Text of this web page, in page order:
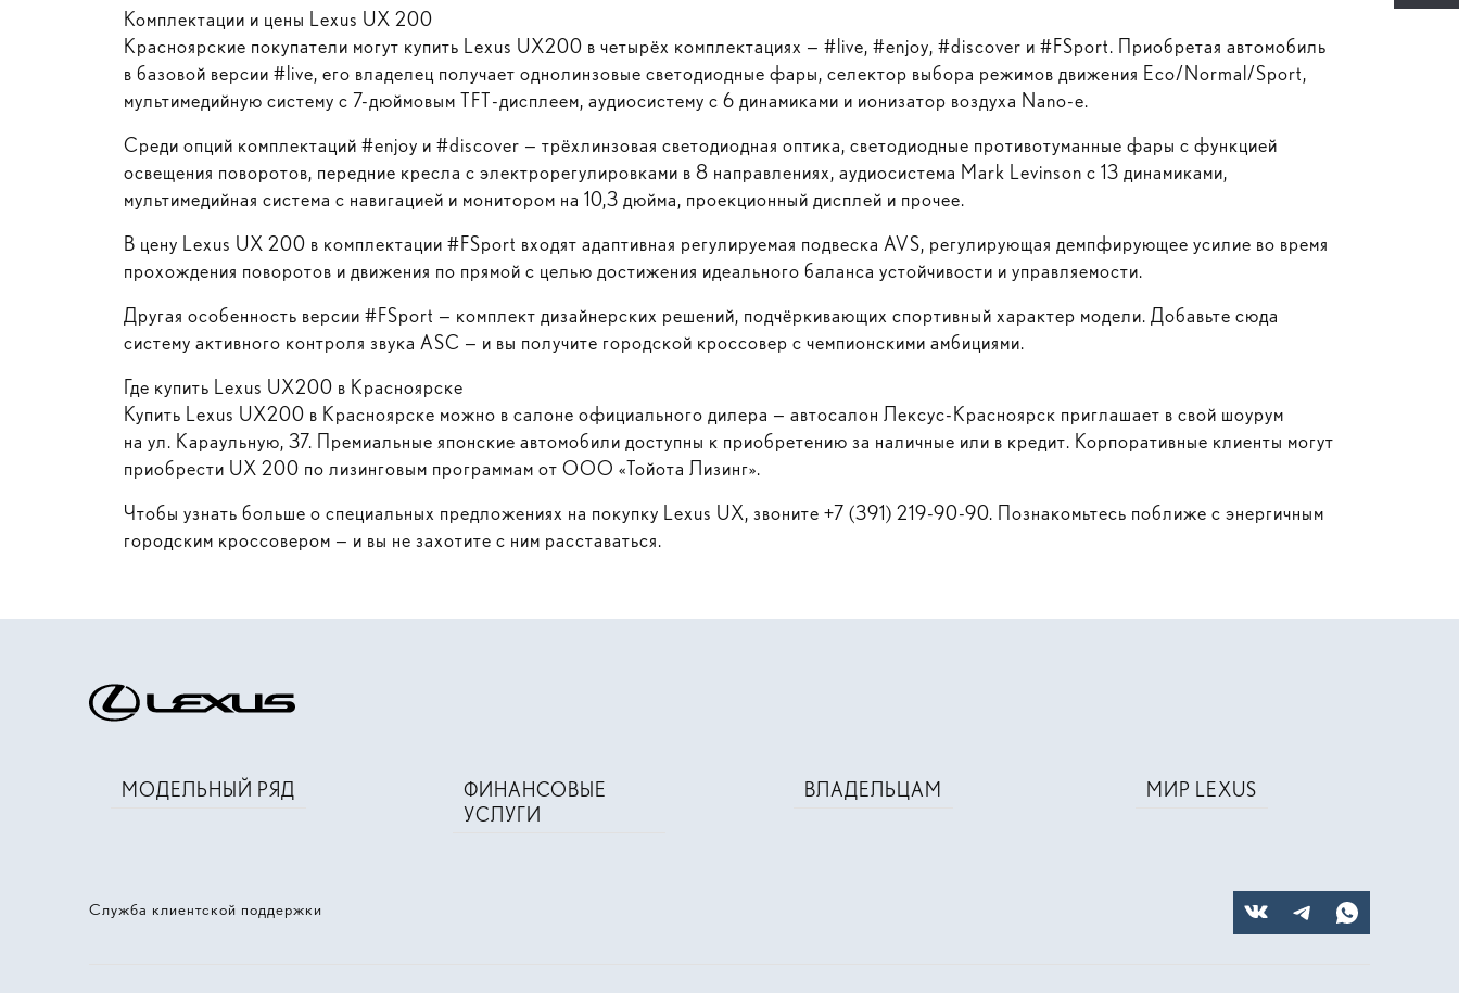
Комплектации и цены Lexus UX 200
Красноярские покупатели могут купить Lexus UX200 в четырёх комплектациях — #live, #enjoy, #discover и #FSport. Приобретая автомобиль
в базовой версии #live, его владелец получает однолинзовые светодиодные фары, селектор выбора режимов движения Eсо/Normal/Sport,
мультимедийную систему с 7-дюймовым TFT-дисплеем, аудиосистему с 6 динамиками и ионизатор воздуха Nano-e.
Среди опций комплектаций #enjoy и #discover — трёхлинзовая светодиодная оптика, светодиодные противотуманные фары с функцией
освещения поворотов, передние кресла с электрорегулировками в 8 направлениях, аудиосистема Mark Levinson с 13 динамиками,
мультимедийная система с навигацией и монитором на 10,3 дюйма, проекционный дисплей и прочее.
В цену Lexus UX 200 в комплектации #FSport входят адаптивная регулируемая подвеска AVS, регулирующая демпфирующее усилие во время
прохождения поворотов и движения по прямой с целью достижения идеального баланса устойчивости и управляемости.
Другая особенность версии #FSport — комплект дизайнерских решений, подчёркивающих спортивный характер модели. Добавьте сюда
систему активного контроля звука ASC — и вы получите городской кроссовер с чемпионскими амбициями.
Где купить Lexus UX200 в Красноярске
Купить Lexus UX200 в Красноярске можно в салоне официального дилера — автосалон Лексус-Красноярск приглашает в свой шоурум
на ул. Караульную, 37. Премиальные японские автомобили доступны к приобретению за наличные или в кредит. Корпоративные клиенты могут
приобрести UX 200 по лизинговым программам от ООО «Тойота Лизинг».
Чтобы узнать больше о специальных предложениях на покупку Lexus UX, звоните +7 (391) 219-90-90. Познакомьтесь поближе с энергичным
городским кроссовером — и вы не захотите с ним расставаться.
Служба клиентской поддержки
МОДЕЛЬНЫЙ РЯД
ФИНАНСОВЫЕ
УСЛУГИ
ВЛАДЕЛЬЦАМ МИР LEXUS